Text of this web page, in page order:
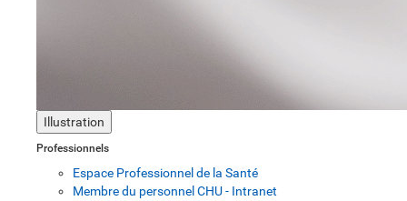
Illustration
Professionnels
Espace Professionnel de la Santé
Membre du personnel CHU - Intranet